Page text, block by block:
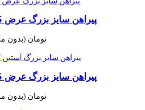
پیراهن سایز بزرگ عرض 65 و 69 سانت
1,750,000 تومان (بدون
پیراهن سایز بزرگ عرض 65 و 69 سانت
1,750,000 تومان (بدون